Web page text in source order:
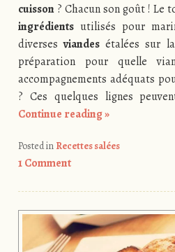
cuisson? Chacun son goût ! Le
ingrédientsutilisés pour
diversesviandesétalées sur
préparation pour quelle
accompagnements adéquats
? Ces quelques lignes
Continue reading»
Posted in Recettes salées
1 Comment